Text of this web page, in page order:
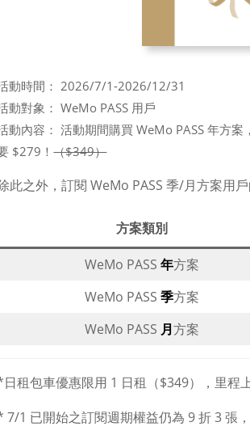
動時間： 2026/7/1-2026/12/31
動對象： WeMo PASS 用戶
動內容： 活動期間購買 WeMo PASS 年方案
$279！（$349）
此之外，訂閱 WeMo PASS 季/月方案用
方案類別
WeMo PASS年方案
WeMo PASS季方案
WeMo PASS 月方案
租包車優惠限用 1 日租（$349），里程
7/1 已開始之訂閱週期權益仍為 9 折 3 張